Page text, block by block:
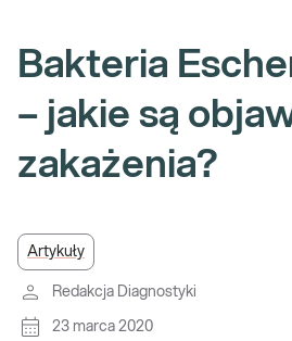
Bakteria
– jakie są
zakażenia?
Artykuły
Redakcja Diagnostyki
23 marca 2020